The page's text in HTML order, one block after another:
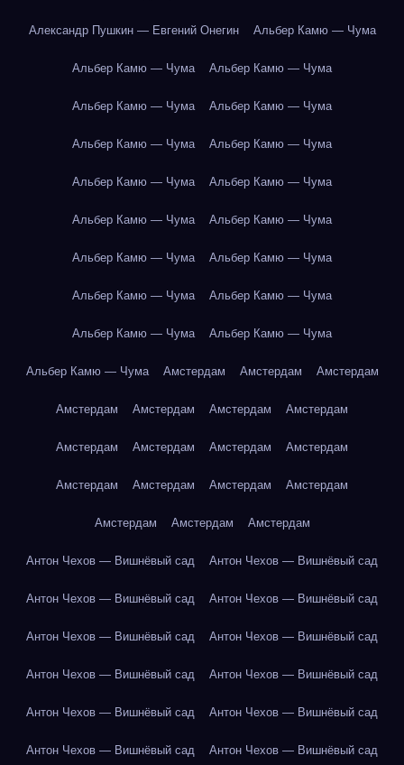
Александр Пушкин — Евгений Онегин Альбер Камю — Чума
Альбер Камю — Чума Альбер Камю — Чума
Альбер Камю — Чума Альбер Камю — Чума
Альбер Камю — Чума Альбер Камю — Чума
Альбер Камю — Чума Альбер Камю — Чума
Альбер Камю — Чума Альбер Камю — Чума
Альбер Камю — Чума Альбер Камю — Чума
Альбер Камю — Чума Альбер Камю — Чума
Альбер Камю — Чума Альбер Камю — Чума
Альбер Камю — Чума Амстердам Амстердам Амстердам
Амстердам Амстердам Амстердам Амстердам
Амстердам Амстердам Амстердам Амстердам
Амстердам Амстердам Амстердам Амстердам
Амстердам Амстердам Амстердам
Антон Чехов — Вишнёвый сад Антон Чехов — Вишнёвый сад
Антон Чехов — Вишнёвый сад Антон Чехов — Вишнёвый сад
Антон Чехов — Вишнёвый сад Антон Чехов — Вишнёвый сад
Антон Чехов — Вишнёвый сад Антон Чехов — Вишнёвый сад
Антон Чехов — Вишнёвый сад Антон Чехов — Вишнёвый сад
Антон Чехов — Вишнёвый сад Антон Чехов — Вишнёвый сад